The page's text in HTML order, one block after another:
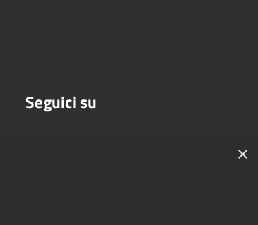
Seguici su
×